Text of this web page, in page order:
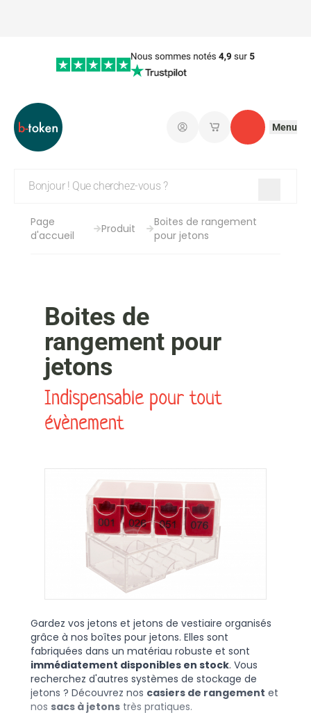
Connectez-vous
Mes paniers
Contact
Menu
Page
d'accueil
Produit
Boites de rangement
pour jetons
Boites de
rangement pour
jetons
Indispensable pour tout
évènement
Gardez vos jetons et jetons de vestiaire organisés
grâce à nos boîtes pour jetons. Elles sont
fabriquées dans un matériau robuste et sont
immédiatement disponibles en stock. Vous
recherchez d'autres systèmes de stockage de
jetons ? Découvrez nos casiers de rangement et
nos sacs à jetons très pratiques.